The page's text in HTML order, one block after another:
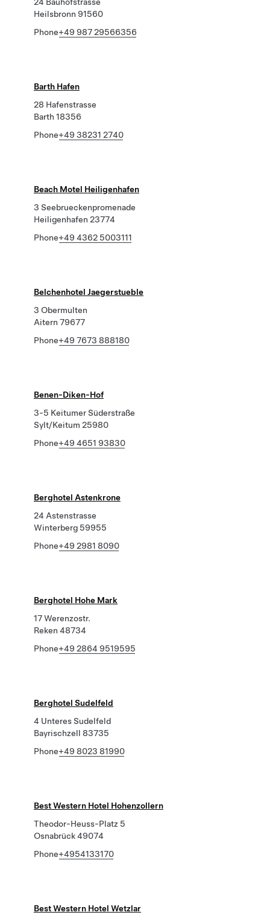
Heilsbronn 91560
Phone+49 987 29566356
Barth Hafen
28 Hafenstrasse
Barth 18356
Phone+49 38231 2740
Beach Motel Heiligenhafen
3 Seebrueckenpromenade
Heiligenhafen 23774
Phone+49 4362 5003111
Belchenhotel Jaegerstueble
3 Obermulten
Aitern 79677
Phone+49 7673 888180
Benen-Diken-Hof
3-5 Keitumer Süderstraße
Sylt/Keitum 25980
Phone+49 4651 93830
Berghotel Astenkrone
24 Astenstrasse
Winterberg 59955
Phone+49 2981 8090
Berghotel Hohe Mark
17 Werenzostr.
Reken 48734
Phone+49 2864 9519595
Berghotel Sudelfeld
4 Unteres Sudelfeld
Bayrischzell 83735
Phone+49 8023 81990
Best Western Hotel Hohenzollern
Theodor-Heuss-Platz 5
Osnabrück 49074
Phone+4954133170
Best Western Hotel Wetzlar